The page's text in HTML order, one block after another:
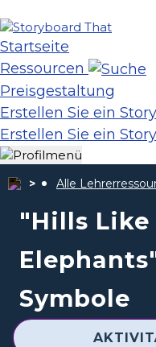
Startseite
Ressourcen
Preisgestaltung
Erstellen Sie ein
Erstellen Sie ein
Alle
"Hills
Symbole